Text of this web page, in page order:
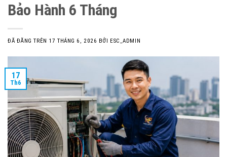
Bảo Hành 6 Tháng
ĐÃ ĐĂNG TRÊN 17 THÁNG 6, 2026 BỞI ESC_ADMIN
17
Th6